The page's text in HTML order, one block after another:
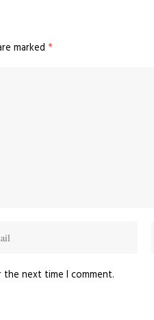
marked *
the next time I comment.